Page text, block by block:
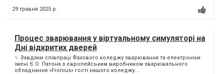
29 травня 2025 р.
Процес зварювання у віртуальному симуляторі на
Дні відкритих дверей
✨ Завдяки співпраці Фахового коледжу зварювання та електроніки
імені Є.О. Патона з європейським виробником зварювального
обладнання «Fronius» гості нашого коледжу...